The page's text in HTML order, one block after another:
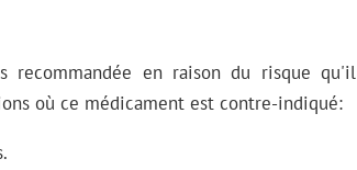
recommandée en raison du risque qu'il
où ce médicament est contre-indiqué: